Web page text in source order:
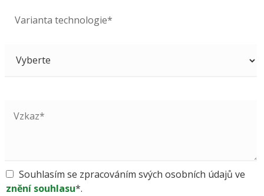
Varianta technologie*
Souhlasím se zpracováním svých osobních údajů ve
znění souhlasu*.